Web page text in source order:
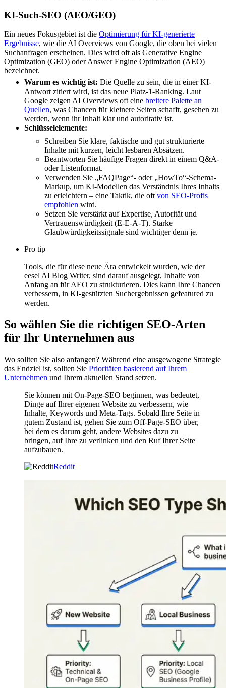
KI-Such-SEO (AEO/GEO)
Ein neues Fokusgebiet ist die Optimierung für KI-generierte
Ergebnisse, wie die AI Overviews von Google, die oben bei vielen
Suchanfragen erscheinen. Dies wird oft als Generative Engine
Optimization (GEO) oder Answer Engine Optimization (AEO)
bezeichnet.
Warum es wichtig ist: Die Quelle zu sein, die in einer KI-
Antwort zitiert wird, ist das neue Platz-1-Ranking. Laut
Google zeigen AI Overviews oft eine breitere Palette an
Quellen, was Chancen für kleinere Seiten schafft, gesehen zu
werden, wenn ihr Inhalt klar und autoritativ ist.
Schlüsselelemente:
Schreiben Sie klare, faktische und gut strukturierte
Inhalte mit kurzen, leicht lesbaren Absätzen.
Beantworten Sie häufige Fragen direkt in einem Q&A-
oder Listenformat.
Verwenden Sie „FAQPage“- oder „HowTo“-Schema-
Markup, um KI-Modellen das Verständnis Ihres Inhalts
zu erleichtern – eine Taktik, die oft von SEO-Profis
empfohlen wird.
Setzen Sie verstärkt auf Expertise, Autorität und
Vertrauenswürdigkeit (E-E-A-T). Starke
Glaubwürdigkeitssignale sind wichtiger denn je.
Pro tip
Tools, die für diese neue Ära entwickelt wurden, wie der
eesel AI Blog Writer, sind darauf ausgelegt, Inhalte von
Anfang an für AEO zu strukturieren. Dies kann Ihre Chancen
verbessern, in KI-gestützten Suchergebnissen gefeatured zu
werden.
So wählen Sie die richtigen SEO-Arten
für Ihr Unternehmen aus
Wo sollten Sie also anfangen? Während eine ausgewogene Strategie
das Endziel ist, sollten Sie Prioritäten basierend auf Ihrem
Unternehmen und Ihrem aktuellen Stand setzen.
Sie können mit On-Page-SEO beginnen, was bedeutet,
Dinge auf Ihrer eigenen Website zu verbessern, wie
Inhalte, Keywords und Meta-Tags. Sobald Ihre Seite in
gutem Zustand ist, gehen Sie zum Off-Page-SEO über,
bei dem es darum geht, andere Websites dazu zu
bringen, auf Ihre zu verlinken und den Ruf Ihrer Seite
aufzubauen.
Reddit